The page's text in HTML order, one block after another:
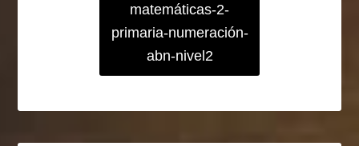
matemáticas-2-
primaria-numeración-
abn-nivel2